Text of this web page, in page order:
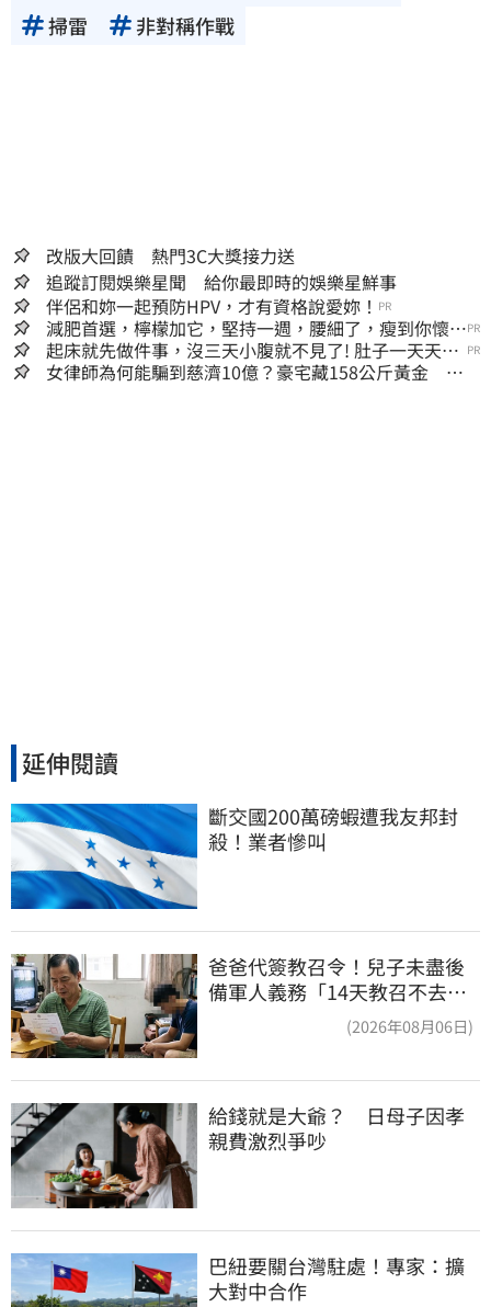
掃雷
非對稱作戰
改版大回饋 熱門3C大獎接力送
追蹤訂閱娛樂星聞 給你最即時的娛樂星鮮事
伴侶和妳一起預防HPV，才有資格說愛妳！ PR
減肥首選，檸檬加它，堅持一週，腰細了，瘦到你懷疑
人生
PR
起床就先做件事，沒三天小腹就不見了! 肚子一天天變
小！
PR
女律師為何能騙到慈濟10億？豪宅藏158公斤黃金 李
延伸閱讀
斷交國200萬磅蝦遭我友邦封
殺！業者慘叫
爸爸代簽教召令！兒子未盡後
備軍人義務「14天教召不去」
(2026年08月06日)
給錢就是大爺？　日母子因孝
親費激烈爭吵
巴紐要關台灣駐處！專家：擴
大對中合作